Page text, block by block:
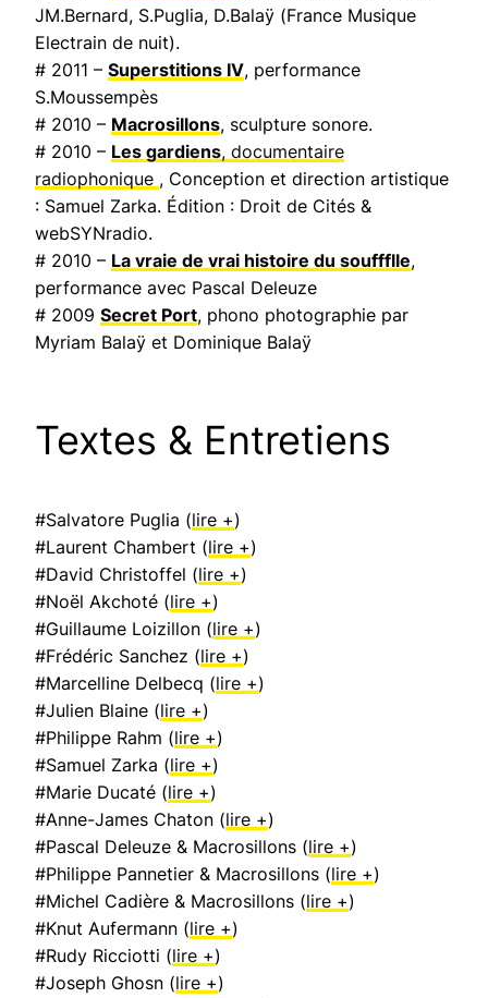
JM.Bernard, S.Puglia, D.Balaÿ (France Musique
Electrain de nuit).
# 2011 – Superstitions IV, performance
S.Moussempès
# 2010 – Macrosillons, sculpture sonore.
# 2010 – Les gardiens, documentaire
radiophonique , Conception et direction artistique
: Samuel Zarka. Édition : Droit de Cités &
webSYNradio.
# 2010 – La vraie de vrai histoire du souffflle,
performance avec Pascal Deleuze
# 2009 Secret Port, phono photographie par
Myriam Balaÿ et Dominique Balaÿ
Textes & Entretiens
#Salvatore Puglia (lire +)
#Laurent Chambert (lire +)
#David Christoffel (lire +)
#Noël Akchoté (lire +)
#Guillaume Loizillon (lire +)
#Frédéric Sanchez (lire +)
#Marcelline Delbecq (lire +)
#Julien Blaine (lire +)
#Philippe Rahm (lire +)
#Samuel Zarka (lire +)
#Marie Ducaté (lire +)
#Anne-James Chaton (lire +)
#Pascal Deleuze & Macrosillons (lire +)
#Philippe Pannetier & Macrosillons (lire +)
#Michel Cadière & Macrosillons (lire +)
#Knut Aufermann (lire +)
#Rudy Ricciotti (lire +)
#Joseph Ghosn (lire +)